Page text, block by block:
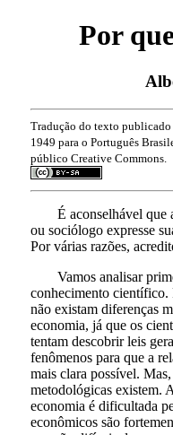
Por
Tradução do texto
1949 para o Português
público Creative Commons.
É aconselhável que
ou sociólogo expresse
Por várias razões,
Vamos analisar
conhecimento científico.
não existam diferenças
economia, já que os
tentam descobrir leis
fenômenos para que a
mais clara possível.
metodológicas existem.
economia é dificultada
econômicos são